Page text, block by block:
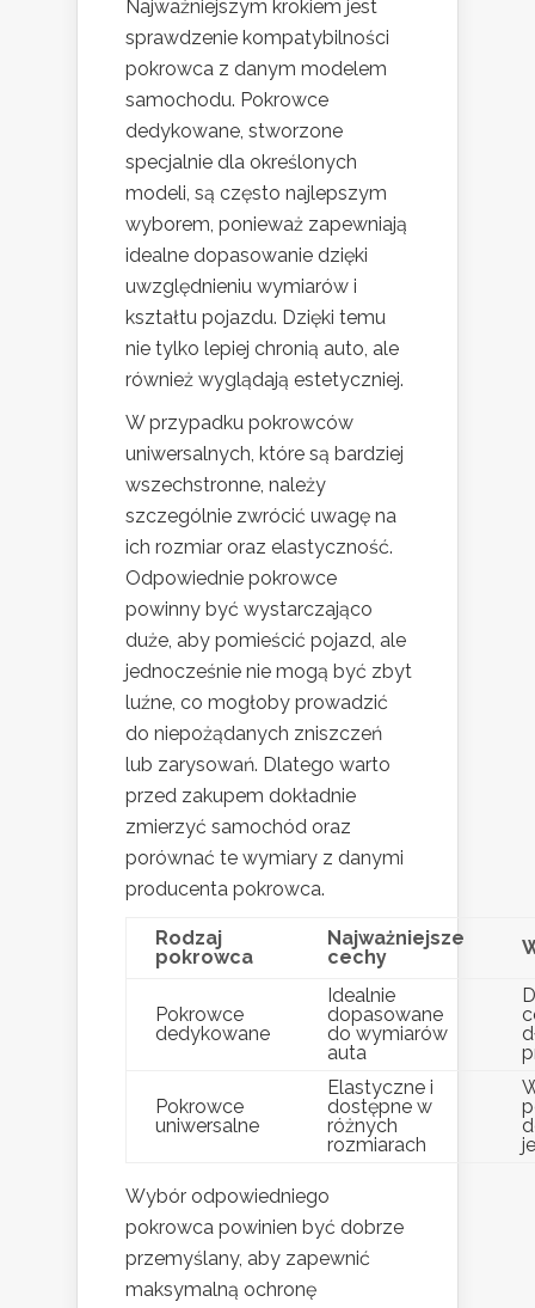
Najważniejszym krokiem jest
sprawdzenie kompatybilności
pokrowca z danym modelem
samochodu. Pokrowce
dedykowane, stworzone
specjalnie dla określonych
modeli, są często najlepszym
wyborem, ponieważ zapewniają
idealne dopasowanie dzięki
uwzględnieniu wymiarów i
kształtu pojazdu. Dzięki temu
nie tylko lepiej chronią auto, ale
również wyglądają estetyczniej.
W przypadku pokrowców
uniwersalnych, które są bardziej
wszechstronne, należy
szczególnie zwrócić uwagę na
ich rozmiar oraz elastyczność.
Odpowiednie pokrowce
powinny być wystarczająco
duże, aby pomieścić pojazd, ale
jednocześnie nie mogą być zbyt
luźne, co mogłoby prowadzić
do niepożądanych zniszczeń
lub zarysowań. Dlatego warto
przed zakupem dokładnie
zmierzyć samochód oraz
porównać te wymiary z danymi
producenta pokrowca.
Rodzaj
pokrowca
Najważniejsze
cechy
Pokrowce
dedykowane
Idealnie
dopasowane
do wymiarów
auta
Pokrowce
uniwersalne
Elastyczne i
dostępne w
różnych
rozmiarach
Wybór odpowiedniego
pokrowca powinien być dobrze
przemyślany, aby zapewnić
maksymalną ochronę